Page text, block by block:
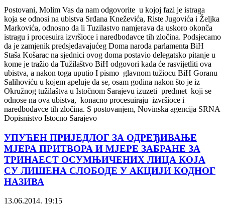
Postovani, Molim Vas da nam odgovorite u kojoj fazi je istraga
koja se odnosi na ubistva Srđana Kneževića, Riste Jugovića i Željka
Markovića, odnosno da li Tuzilastvo namjerava da uskoro okonča
istragu i procesuira izvršioce i naredbodavce tih zločina. Podsjecamo
da je zamjenik predsjedavajućeg Doma naroda parlamenta BiH
Staša Košarac na sjednici ovog doma postavio delegatsko pitanje u
kome je tražio da Tužilaštvo BiH odgovori kada će rasvijetliti ova
ubistva, a nakon toga uputio I pismo glavnom tužiocu BiH Goranu
Salihoviću u kojem apeluje da se, osam godina nakon što je iz
Okružnog tužilaštva u Istočnom Sarajevu izuzeti predmet koji se
odnose na ova ubistva, konacno procesuiraju izvršioce i
naredbodavce tih zločina. S postovanjem, Novinska agencija SRNA
Dopisnistvo Istocno Sarajevo
УПУЋЕН ПРИЈЕДЛОГ ЗА ОДРЕЂИВАЊЕ
МЈЕРА ПРИТВОРА И МЈЕРЕ ЗАБРАНЕ ЗА
ТРИНАЕСТ ОСУМЊИЧЕНИХ ЛИЦА КОЈА
СУ ЛИШЕНА СЛОБОДЕ У АКЦИЈИ КОДНОГ
НАЗИВА
13.06.2014. 19:15